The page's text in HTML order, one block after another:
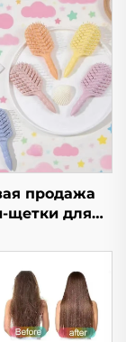
продажа
щетки для
волос для